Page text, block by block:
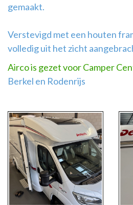
gemaakt.
Verstevigd met een houten
volledig uit het zicht
Airco is gezet voor Camper
Berkel en Rodenrijs